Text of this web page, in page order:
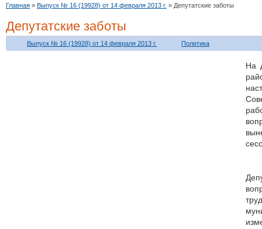
Главная » Выпуск № 16 (19928) от 14 февраля 2013 г. » Депутатские заботы
Депутатские заботы
Выпуск № 16 (19928) от 14 февраля 2013 г. Политика
На